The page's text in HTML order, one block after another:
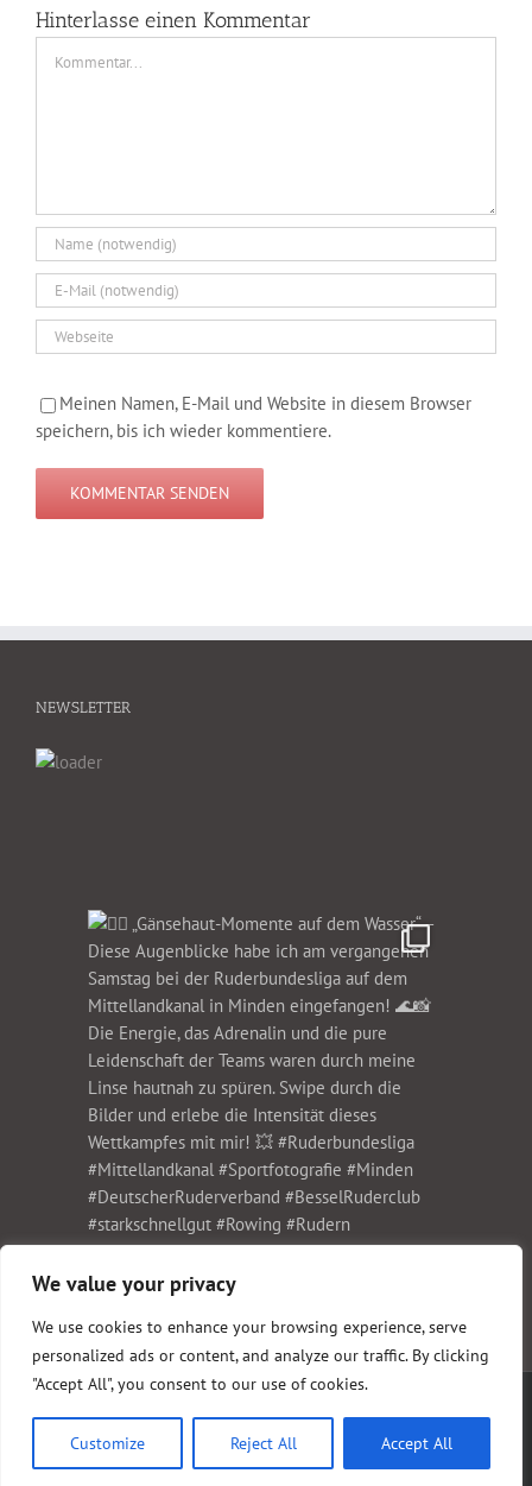
We value your privacy
We use cookies to enhance your browsing experience, serve
personalized ads or content, and analyze our traffic. By clicking
"Accept All", you consent to our use of cookies.
Customize Reject All Accept All
Hinterlasse einen Kommentar
Meinen Namen, E-Mail und Website in diesem Browser
speichern, bis ich wieder kommentiere.
NEWSLETTER
ImpressumundDatenschutz